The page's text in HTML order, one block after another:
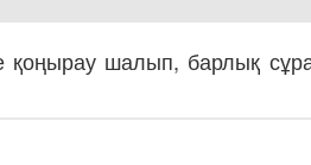
қоңырау шалып, барлық